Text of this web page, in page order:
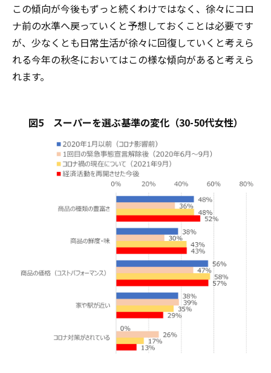
この傾向が今後もずっと続くわけではなく、徐々にコロ
ナ前の水準へ戻っていくと予想しておくことは必要です
が、少なくとも日常生活が徐々に回復していくと考えら
れる今年の秋冬においてはこの様な傾向があると考えら
れます。
図5 スーパーを選ぶ基準の変化（30-50代女性）